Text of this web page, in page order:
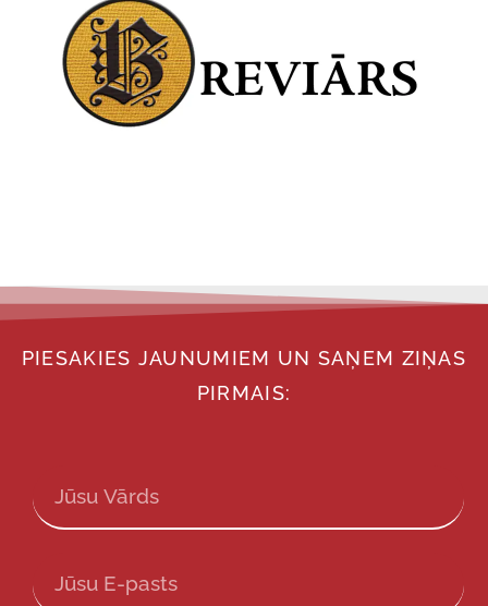
PIESAKIES JAUNUMIEM UN SAŅEM ZIŅAS
PIRMAIS: